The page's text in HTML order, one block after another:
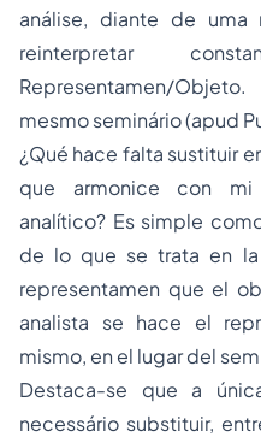
análise, diante de uma
reinterpretar
Representamen/
mesmo seminário (apud
¿Qué hace falta sustituir
que armonice con mi
analítico? Es simple
de lo que se trata en
representamen que el
analista se hace el
mismo, en el lugar del
Destaca-se que a
necessário substituir,